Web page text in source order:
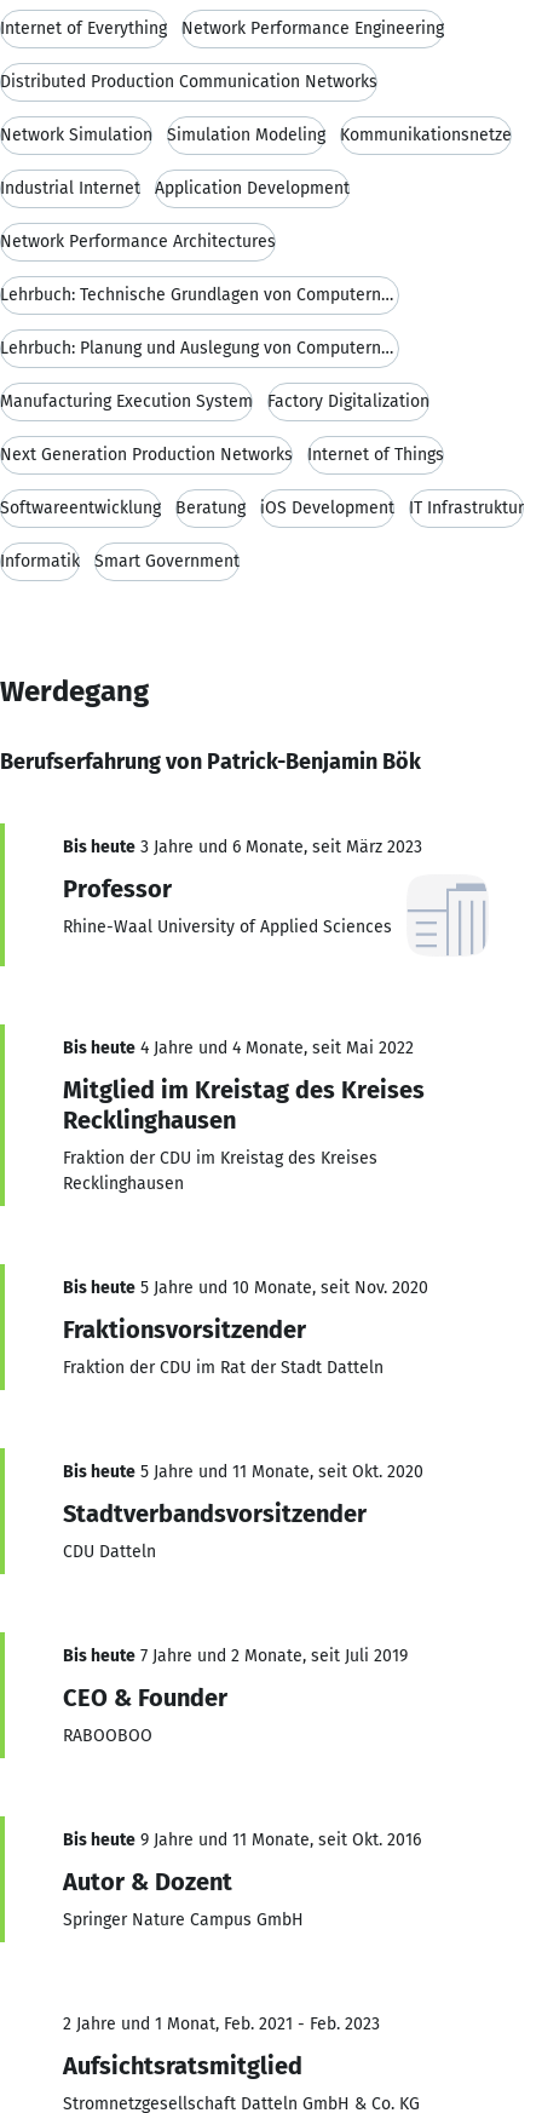
Internet of Everything Network Performance Engineering
Distributed Production Communication Networks
Network Simulation Simulation Modeling Kommunikationsnetze
Industrial Internet Application Development
Network Performance Architectures
Lehrbuch: Technische Grundlagen von Computernetzen
Lehrbuch: Planung und Auslegung von Computernetzen
Manufacturing Execution System Factory Digitalization
Next Generation Production Networks Internet of Things
Softwareentwicklung Beratung iOS Development IT Infrastruktur
Informatik Smart Government
Werdegang
Berufserfahrung von Patrick-Benjamin Bök
Bis heute 3 Jahre und 6 Monate, seit März 2023
Professor
Rhine-Waal University of Applied Sciences
Bis heute 4 Jahre und 4 Monate, seit Mai 2022
Mitglied im Kreistag des Kreises
Recklinghausen
Fraktion der CDU im Kreistag des Kreises
Recklinghausen
Bis heute 5 Jahre und 10 Monate, seit Nov. 2020
Fraktionsvorsitzender
Fraktion der CDU im Rat der Stadt Datteln
Bis heute 5 Jahre und 11 Monate, seit Okt. 2020
Stadtverbandsvorsitzender
CDU Datteln
Bis heute 7 Jahre und 2 Monate, seit Juli 2019
CEO & Founder
RABOOBOO
Bis heute 9 Jahre und 11 Monate, seit Okt. 2016
Autor & Dozent
Springer Nature Campus GmbH
2 Jahre und 1 Monat, Feb. 2021 - Feb. 2023
Aufsichtsratsmitglied
Stromnetzgesellschaft Datteln GmbH & Co. KG